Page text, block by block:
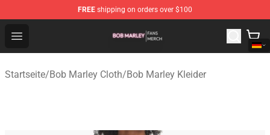
FREE shipping on orders over $100
Open menu
Bob Marley Shop - Official Bob Marley Merchandise
Startseite/Bob Marley Cloth/Bob Marley Kleider